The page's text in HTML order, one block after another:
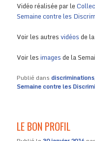
Vidéo réalisée par le
Semaine contre les
Voir les autresvidéosde
Voir lesimagesde la
Publié dans discriminations
Semaine contre les
LE BON PROFIL